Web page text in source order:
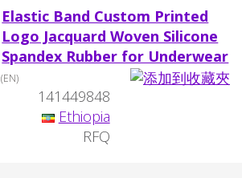
Elastic Band Custom Printed
Logo Jacquard Woven Silicone
Spandex Rubber for Underwear
(EN)
141449848
Ethiopia
RFQ